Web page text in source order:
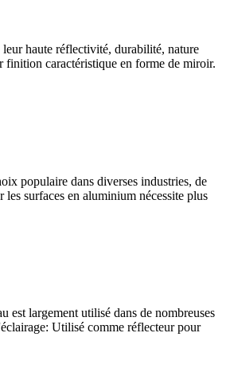
haute réflectivité, durabilité, nature
finition caractéristique en forme de miroir.
populaire dans diverses industries, de
surfaces en aluminium nécessite plus
est largement utilisé dans de nombreuses
Utilisé comme réflecteur pour